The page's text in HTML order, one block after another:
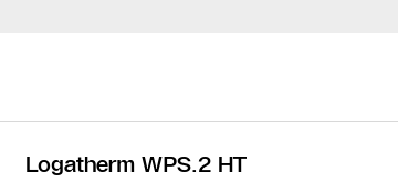
Logatherm WPS.2 HT